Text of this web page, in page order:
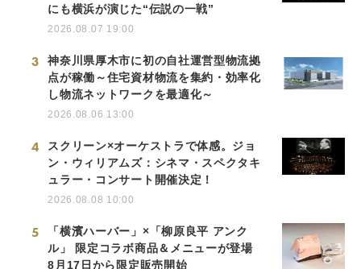
にも横浜が演じた“伝説の一戦”
2026.08.07 19:00
3
神奈川県厚木市に初の自社運営型物流拠
点が稼働～住宅資材物流を集約・効率化
し物流ネットワークを最適化～
2026.08.06 13:00
4
スクリーン×オーケストラで体感。ジョ
ン・ウィリアムズ：シネマ・スペクタキ
ュラー・コンサート開催決定！
2026.08.08 10:00
5
「横濱ハーバー」×「柳原良平 アンク
ル」 限定コラボ商品＆メニューが登場
8月17日から限定販売開始